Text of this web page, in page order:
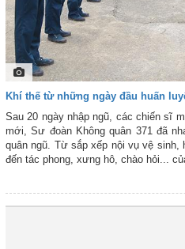
Khí thế từ những ngày đầu huấn
Sau 20 ngày nhập ngũ, các chiến sĩ
mới, Sư đoàn Không quân 371 đã
quân ngũ. Từ sắp xếp nội vụ vệ sinh,
đến tác phong, xưng hô, chào hỏi...
viên, hướng dẫn sẻ chia tận tình của